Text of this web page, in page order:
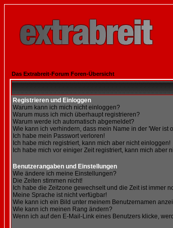
Das Extrabreit-Forum Foren-Übersicht
Registrieren und Einloggen
Warum kann ich mich nicht einloggen?
Warum muss ich mich überhaupt registrieren?
Warum werde ich automatisch abgemeldet?
Wie kann ich verhindern, dass mein Name in der 'Wer ist
Ich habe mein Passwort verloren!
Ich habe mich registriert, kann mich aber nicht einloggen!
Ich habe mich vor einiger Zeit registriert, kann mich aber
Benutzerangaben und Einstellungen
Wie ändere ich meine Einstellungen?
Die Zeiten stimmen nicht!
Ich habe die Zeitzone gewechselt und die Zeit ist immer
Meine Sprache ist nicht verfügbar!
Wie kann ich ein Bild unter meinem Benutzernamen
Wie kann ich meinen Rang ändern?
Wenn ich auf den E-Mail-Link eines Benutzers klicke,